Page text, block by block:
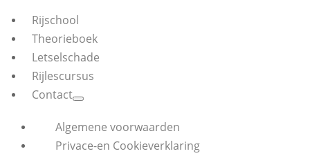
Rijschool
Theorieboek
Letselschade
Rijlescursus
Contact
Algemene voorwaarden
Privace-en Cookieverklaring